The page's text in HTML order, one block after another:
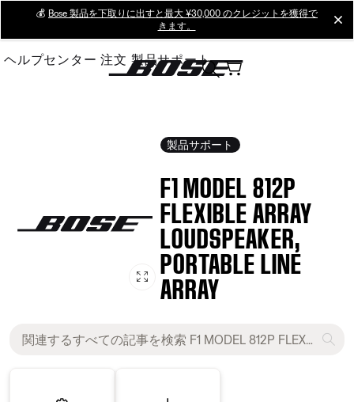
Main
💰 Bose 製品を下取りに出すと最大 ¥30,000 のクレジットを獲得で
きます。
ヘルプセンター 注文 製品サポート
製品サポート
F1 MODEL 812P
FLEXIBLE ARRAY
LOUDSPEAKER,
PORTABLE LINE
ARRAY